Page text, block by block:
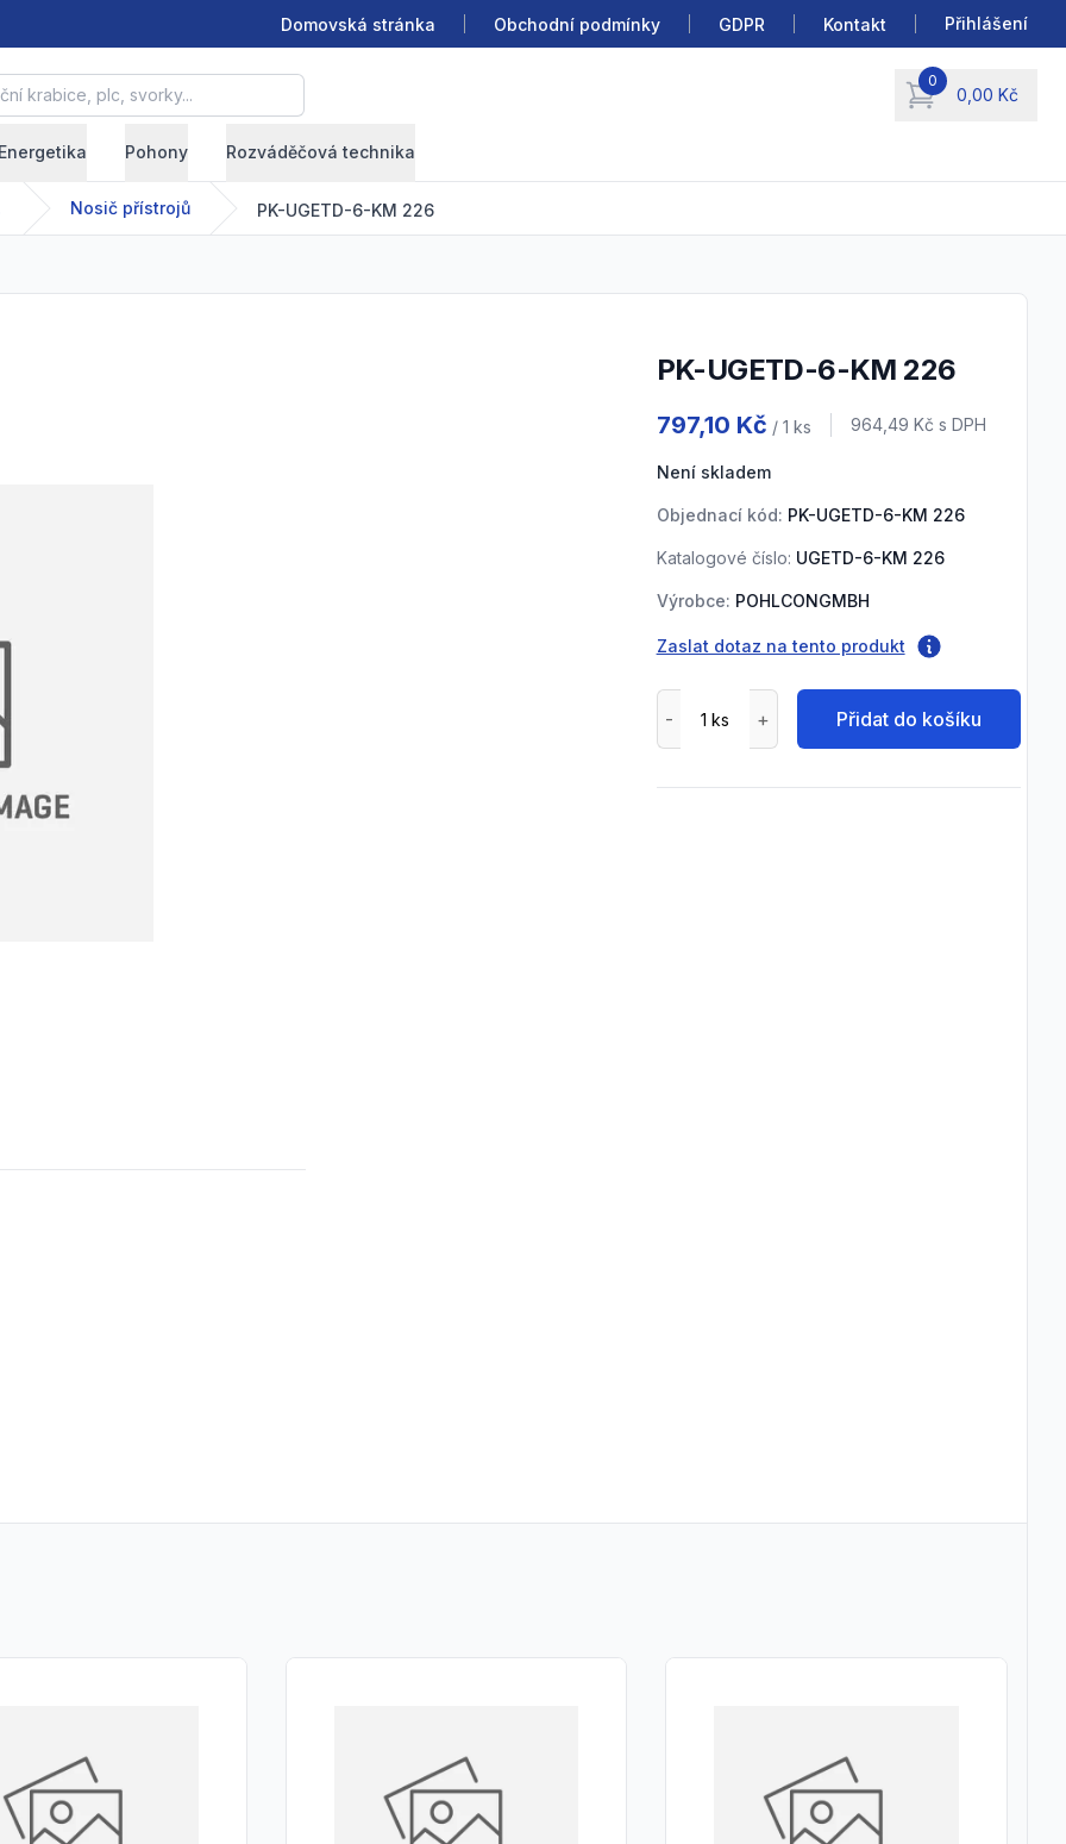
Domovská stránka Obchodní podmínky GDPR Kontakt Přihlášení
plc, svorky... 0
0,00 Kč
items in cart, view
Energetika Pohony Rozváděčová technika
Nosič přístrojů PK-UGETD-6-KM 226
PK-UGETD-6-KM 226
797,10 Kč / 1 ks Cena s DPH
964,49 Kč s DPH
Není skladem
Objednací kód: PK-UGETD-6-KM 226
Katalogové číslo: UGETD-6-KM 226
Výrobce: POHLCONGMBH
Zaslat dotaz na tento produkt
Přidat do košíku